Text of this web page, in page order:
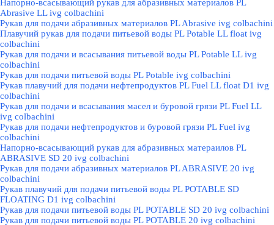
Напорно-всасывающий рукав для абразивных материалов PL
Abrasive LL ivg colbachini
Рукав для подачи абразивных материалов PL Abrasive ivg colbachini
Плавучий рукав для подачи питьевой воды PL Potable LL float ivg
colbachini
Рукав для подачи и всасывания питьевой воды PL Potable LL ivg
colbachini
Рукав для подачи питьевой воды PL Potable ivg colbachini
Рукав плавучий для подачи нефтепродуктов PL Fuel LL float D1 ivg
colbachini
Рукав для подачи и всасывания масел и буровой грязи PL Fuel LL
ivg colbachini
Рукав для подачи нефтепродуктов и буровой грязи PL Fuel ivg
colbachini
Напорно-всасывающий рукав для абразивных матераилов PL
ABRASIVE SD 20 ivg colbachini
Рукав для подачи абразивных материалов PL ABRASIVE 20 ivg
colbachini
Рукав плавучий для подачи питьевой воды PL POTABLE SD
FLOATING D1 ivg colbachini
Рукав для подачи питьевой воды PL POTABLE SD 20 ivg colbachini
Рукав для подачи питьевой воды PL POTABLE 20 ivg colbachini